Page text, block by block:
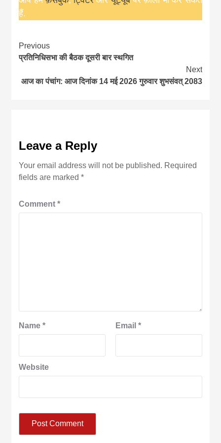
हैं.
Continue
Reading
Previous
प्रतिनिधिसभा की बैठक दूसरी बार स्थगित
Next
आज का पंचांग: आज दिनांक 14 मई 2026 गुरुवार शुभसंवत् 2083
Leave a Reply
Your email address will not be published. Required
fields are marked*
Comment*
Name* Email *
Website